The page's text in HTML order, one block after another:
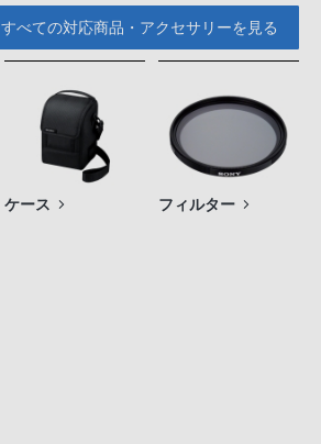
すべての対応商品・アクセサリーを見る
ケース フィルター